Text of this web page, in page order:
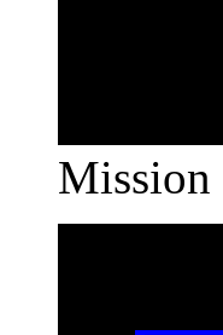
Mission